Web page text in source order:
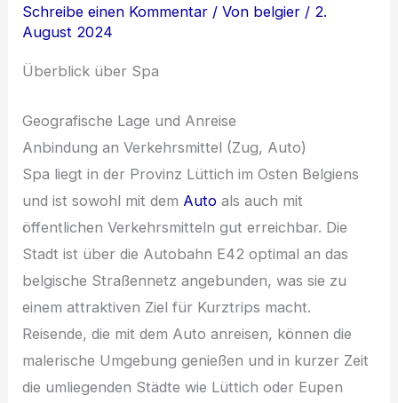
Schreibe einen Kommentar / Von belgier / 2.
August 2024
Überblick über Spa
Geografische Lage und Anreise
Anbindung an Verkehrsmittel (Zug, Auto)
Spa liegt in der Provinz Lüttich im Osten Belgiens
und ist sowohl mit dem Auto als auch mit
öffentlichen Verkehrsmitteln gut erreichbar. Die
Stadt ist über die Autobahn E42 optimal an das
belgische Straßennetz angebunden, was sie zu
einem attraktiven Ziel für Kurztrips macht.
Reisende, die mit dem Auto anreisen, können die
malerische Umgebung genießen und in kurzer Zeit
die umliegenden Städte wie Lüttich oder Eupen